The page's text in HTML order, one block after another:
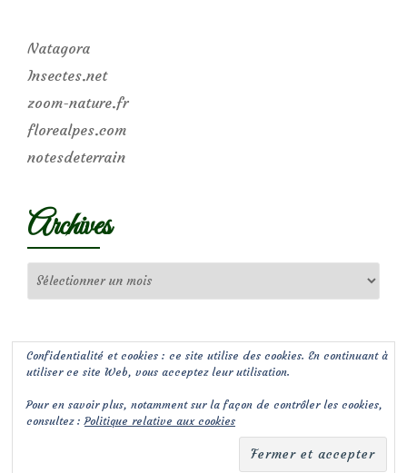
Natagora
Insectes.net
zoom-nature.fr
florealpes.com
notesdeterrain
Archives
Confidentialité et cookies : ce site utilise des cookies. En continuant à
utiliser ce site Web, vous acceptez leur utilisation.
Pour en savoir plus, notamment sur la façon de contrôler les cookies,
consultez :Politique relative aux cookies